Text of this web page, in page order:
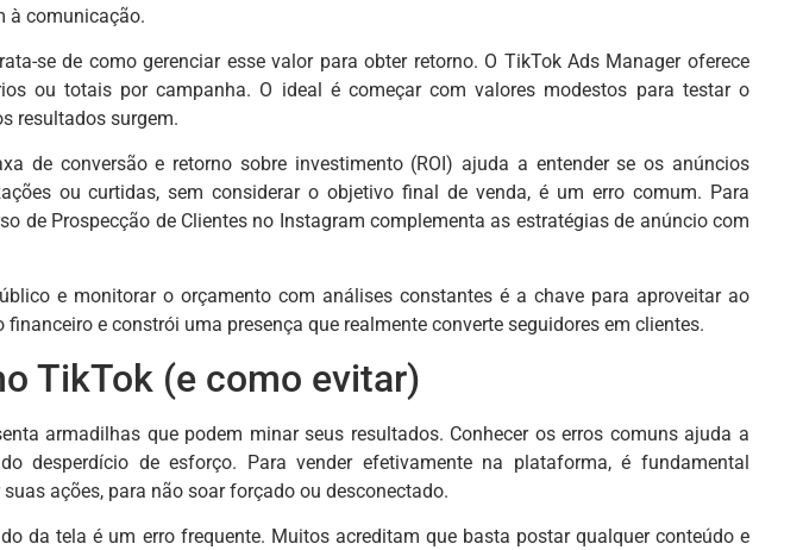
à comunicação.
se de como gerenciar esse valor para obter retorno. O TikTok Ads Manager oferece
ou totais por campanha. O ideal é começar com valores modestos para testar o
resultados surgem.
de conversão e retorno sobre investimento (ROI) ajuda a entender se os anúncios
ou curtidas, sem considerar o objetivo final de venda, é um erro comum. Para
de Prospecção de Clientes no Instagram complementa as estratégias de anúncio com
e monitorar o orçamento com análises constantes é a chave para aproveitar ao
e constrói uma presença que realmente converte seguidores em clientes.
TikTok (e como evitar)
armadilhas que podem minar seus resultados. Conhecer os erros comuns ajuda a
desperdício de esforço. Para vender efetivamente na plataforma, é fundamental
ações, para não soar forçado ou desconectado.
da tela é um erro frequente. Muitos acreditam que basta postar qualquer conteúdo e